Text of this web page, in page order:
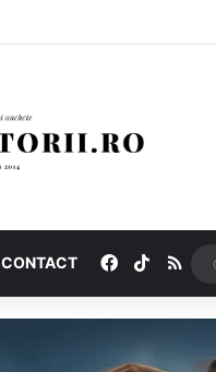
CONTACT Facebook
TikTokRSS